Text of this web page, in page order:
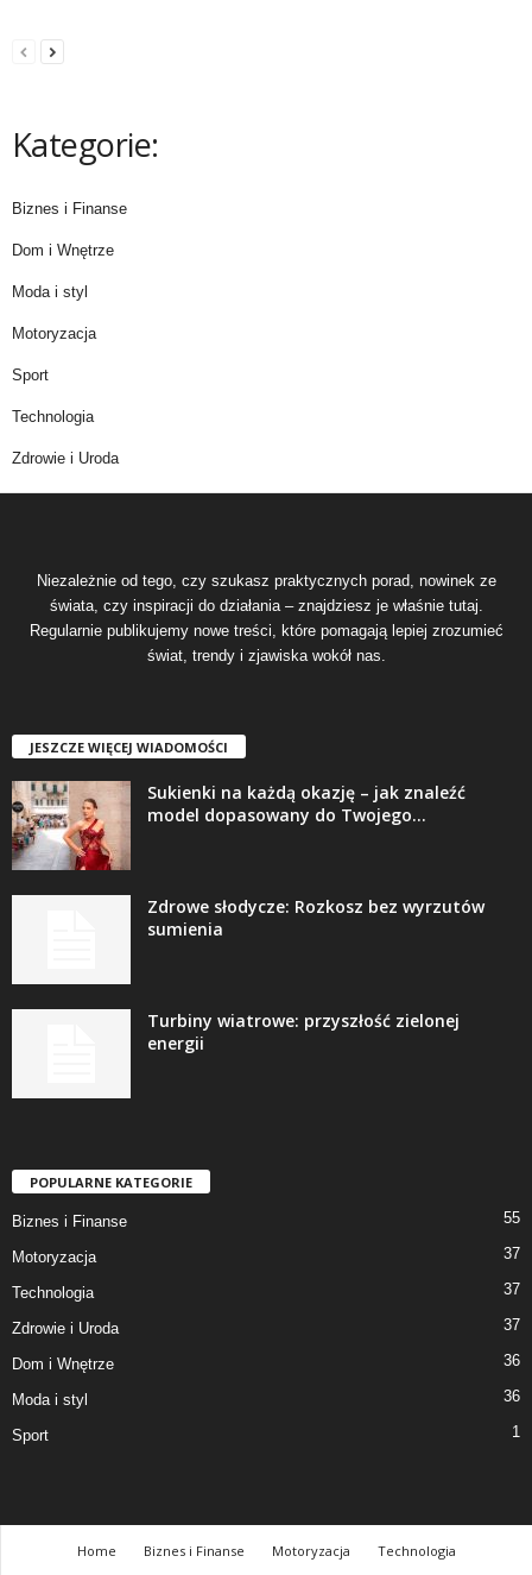
Kategorie:
Biznes i Finanse
Dom i Wnętrze
Moda i styl
Motoryzacja
Sport
Technologia
Zdrowie i Uroda
Niezależnie od tego, czy szukasz praktycznych porad, nowinek ze
świata, czy inspiracji do działania – znajdziesz je właśnie tutaj.
Regularnie publikujemy nowe treści, które pomagają lepiej zrozumieć
świat, trendy i zjawiska wokół nas.
JESZCZE WIĘCEJ WIADOMOŚCI
Sukienki na każdą okazję – jak znaleźć
model dopasowany do Twojego...
Zdrowe słodycze: Rozkosz bez wyrzutów
sumienia
Turbiny wiatrowe: przyszłość zielonej
energii
POPULARNE KATEGORIE
Biznes i Finanse 55
Motoryzacja 37
Technologia 37
Zdrowie i Uroda 37
Dom i Wnętrze 36
Moda i styl 36
Sport 1
Home Biznes i Finanse Motoryzacja
Technologia